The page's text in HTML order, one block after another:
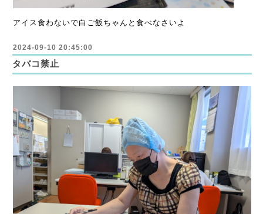
アイス食わないで白ご飯ちゃんと食べなさいよ
2024-09-10 20:45:00
タバコ禁止